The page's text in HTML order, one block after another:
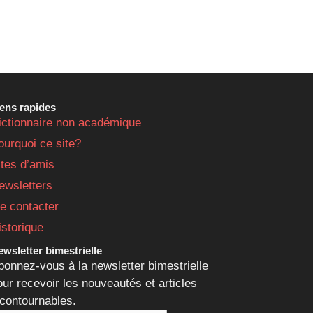
rapides
non académique
ce site?
d’amis
contacter
bimestrielle
vous à la newsletter bimestrielle
recevoir les nouveautés et articles